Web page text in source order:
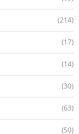
(214)
(17)
(14)
(30)
(63)
(50)